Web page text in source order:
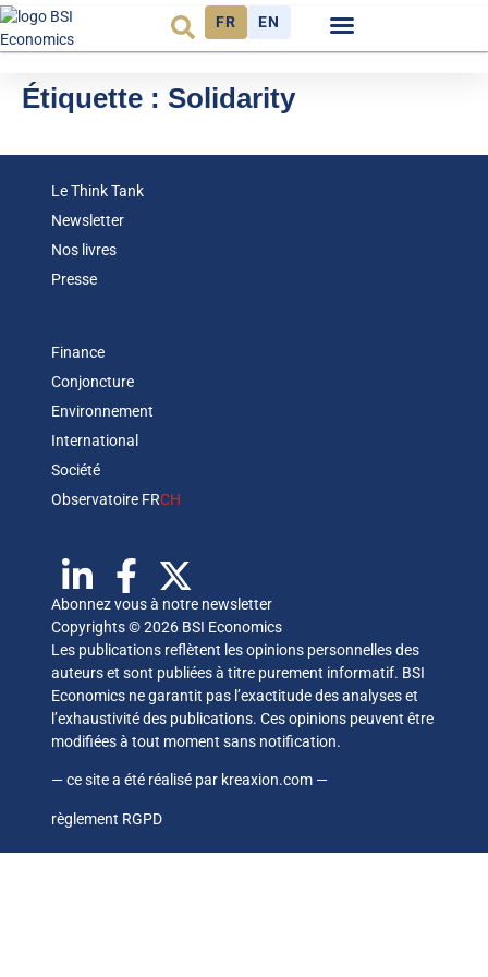
FR EN
Étiquette : Solidarity
Le Think Tank
Newsletter
Nos livres
Presse
Finance
Conjoncture
Environnement
International
Société
Observatoire FRCH
Abonnez vous à notre newsletter
Copyrights © 2026 BSI Economics
Les publications reflètent les opinions personnelles des
auteurs et sont publiées à titre purement informatif. BSI
Economics ne garantit pas l’exactitude des analyses et
l’exhaustivité des publications. Ces opinions peuvent être
modifiées à tout moment sans notification.
— ce site a été réalisé par kreaxion.com —
règlement RGPD